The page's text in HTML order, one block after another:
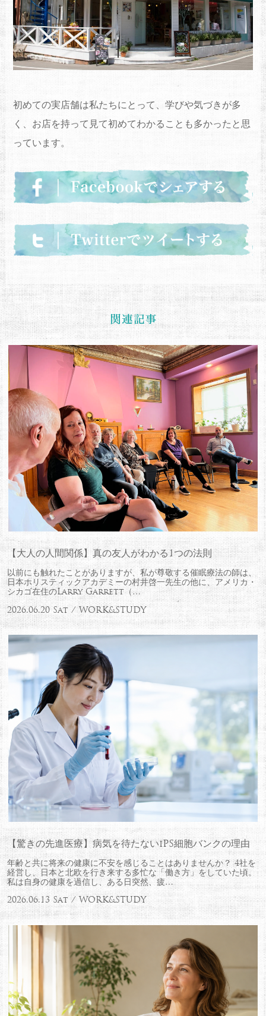
初めての実店舗は私たちにとって、学びや気づきが多
く、 お店を持って見て初めてわかることも多かったと思
っています。
【大人の人間関係】真の友人がわかる1つの法則
以前にも触れたことがありますが、私が尊敬する催眠療法の師は、
日本ホリスティックアカデミーの村井啓一先生の他に、アメリカ・
シカゴ在住のLarry Garrett（…
2026.06.20 Sat / WORK&STUDY
【驚きの先進医療】病気を待たないiPS細胞バンクの理由
年齢と共に将来の健康に不安を感じることはありませんか？ 4社を
経営し、日本と北欧を行き来する多忙な「働き方」をしていた頃。
私は自身の健康を過信し、ある日突然、疲…
2026.06.13 Sat / WORK&STUDY